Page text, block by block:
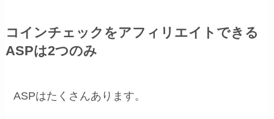
コインチェックをアフィリエイトできる
ASPは2つのみ
ASPはたくさんあります。